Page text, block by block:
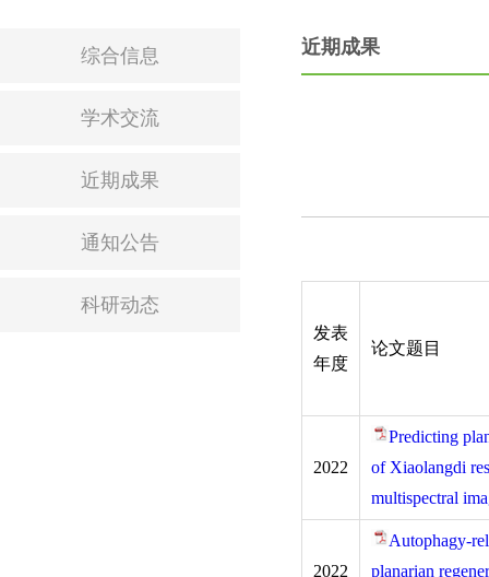
综合信息
学术交流
近期成果
通知公告
科研动态
近期成果
发表
年度
论文题目
2022
Predicting
of Xiaolangdi
multispectral
2022
Autophagy-
planarian